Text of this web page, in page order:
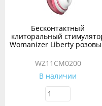
Бесконтактный
клиторальный
Womanizer Liberty
WZ11CM0200
В наличии